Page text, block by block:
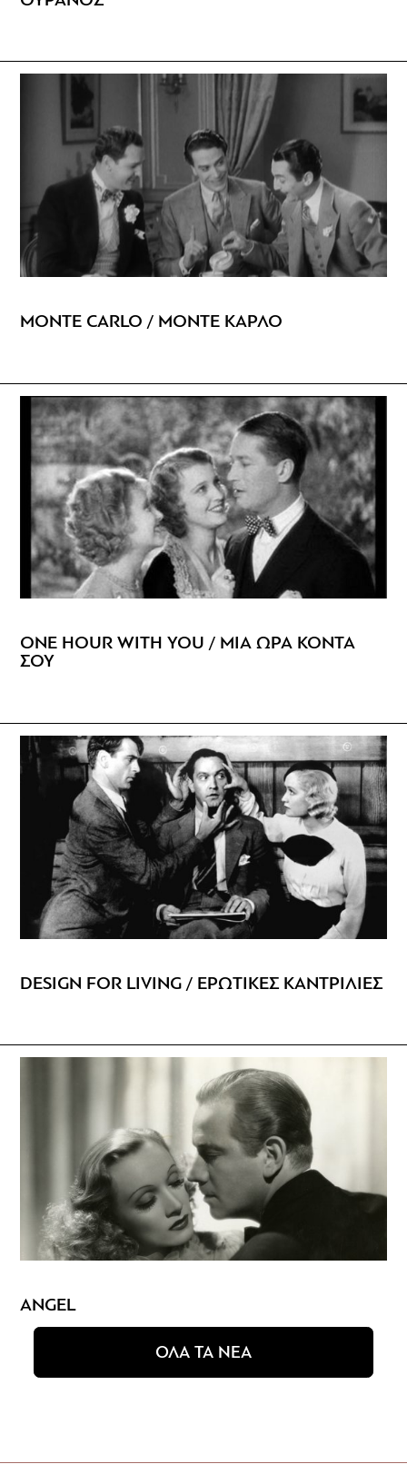
MONTE CARLO / ΜΟΝΤΕ ΚΑΡΛΟ
ONE HOUR WITH YOU / ΜΙΑ ΩΡΑ ΚΟΝΤΑ
ΣΟΥ
DESIGN FOR LIVING / ΕΡΩΤΙΚΕΣ ΚΑΝΤΡΙΛΙΕΣ
ANGEL
ΟΛΑ ΤΑ ΝΕΑ